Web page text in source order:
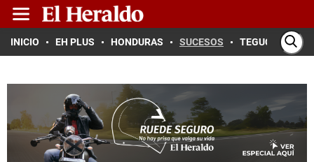
INICIO EH PLUS HONDURAS SUCESOS TEGUCIGALPA